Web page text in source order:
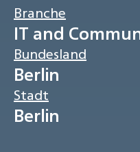
Branche
IT and
Bundesland
Berlin
Stadt
Berlin